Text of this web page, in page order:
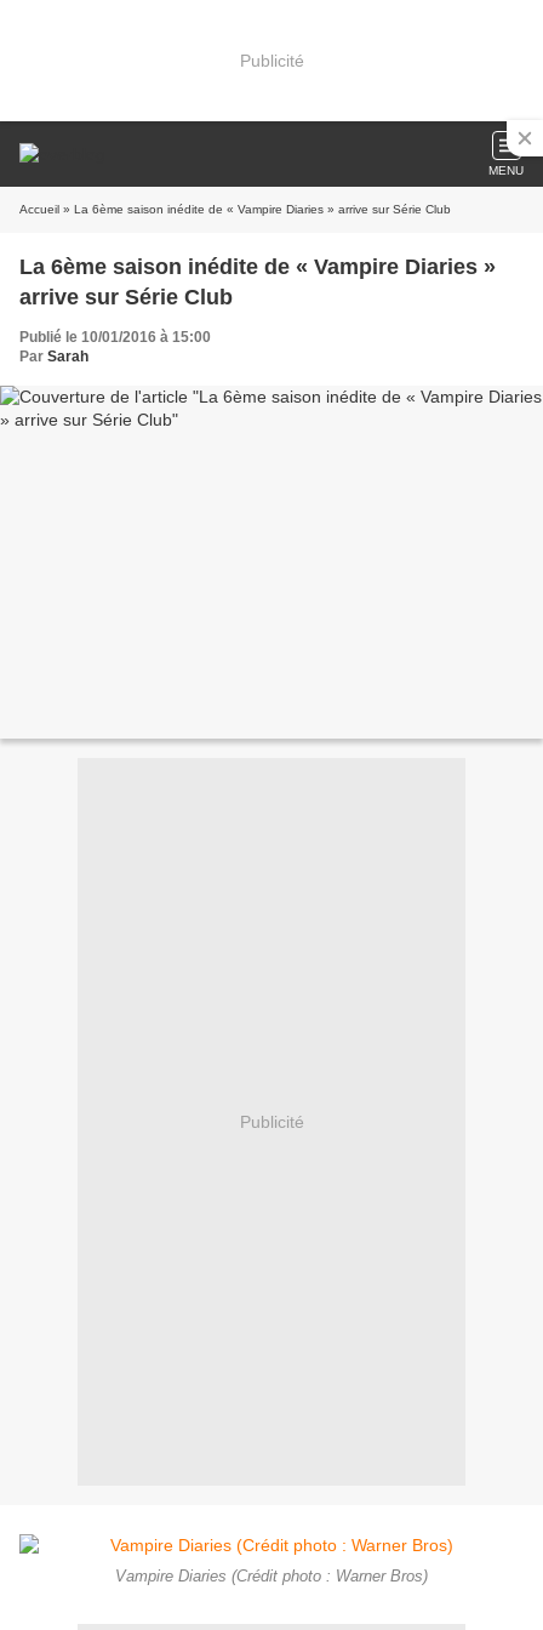
Publicité
MENU
Accueil » La 6ème saison inédite de « Vampire Diaries » arrive sur Série Club
La 6ème saison inédite de « Vampire Diaries »
arrive sur Série Club
Publié le 10/01/2016 à 15:00
Par Sarah
Publicité
Vampire Diaries (Crédit photo : Warner Bros)